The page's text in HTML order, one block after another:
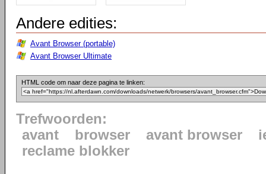
Andere edities:
Avant Browser (portable)
Avant Browser Ultimate
HTML code om naar deze pagina te linken:
Trefwoorden:
avant
browser avant browser
reclame blokker